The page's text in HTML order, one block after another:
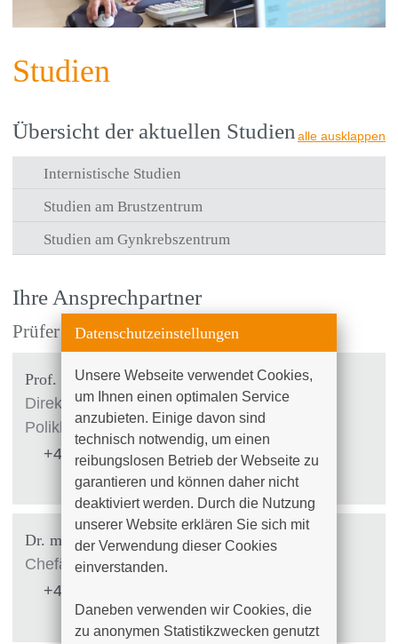
Studien
Übersicht der aktuellen Studien alle ausklappen
Internistische Studien
Studien am Brustzentrum
Studien am Gynkrebszentrum
Ihre Ansprechpartner
Prüfer (§40 AMG)
Prof. Dr. med. habil. Bernd Gerber
Direktor der Universitätsfrauenklinik und
Poliklinik
+49 (0)381 4401 - 4500
Dr. med. Beate Krammer-Steiner
Chefärztin
+49 (0)381 4401 - 6100
Datenschutzeinstellungen
Unsere Webseite verwendet Cookies,
um Ihnen einen optimalen Service
anzubieten. Einige davon sind
technisch notwendig, um einen
reibungslosen Betrieb der Webseite zu
garantieren und können daher nicht
deaktiviert werden. Durch die Nutzung
unserer Website erklären Sie sich mit
der Verwendung dieser Cookies
einverstanden.
Daneben verwenden wir Cookies, die
zu anonymen Statistikzwecken genutzt